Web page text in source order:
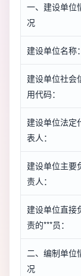
一、建设单位
况
建设单位名称：
建设单位社会
用代码：
建设单位法定
表人：
建设单位主要
责人：
建设单位直接
责的***员：
二、编制单位
况